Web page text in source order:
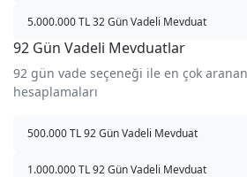
5.000.000 TL 32 Gün Vadeli Mevduat
92 Gün Vadeli Mevduatlar
92 gün vade seçeneği ile en çok
hesaplamaları
500.000 TL 92 Gün Vadeli Mevduat
1.000.000 TL 92 Gün Vadeli Mevduat